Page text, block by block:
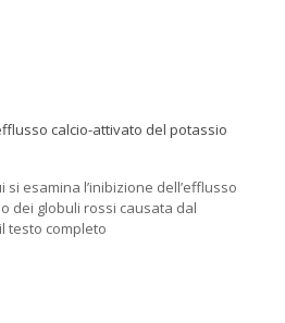
calcio-attivato del potassio
si esamina l’inibizione dell’efflusso
dei globuli rossi causata dal
testo completo